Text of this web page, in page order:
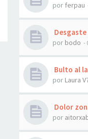
por ferpau
por bodo -
Bulto al
por Laura
Dolor
por